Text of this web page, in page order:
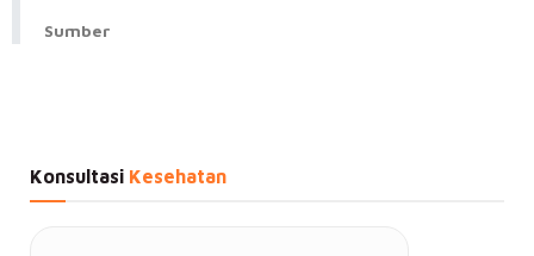
Sumber
Konsultasi Kesehatan